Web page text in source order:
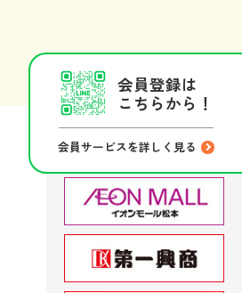
会員登録は
こちらから！
会員サービスを詳しく見る